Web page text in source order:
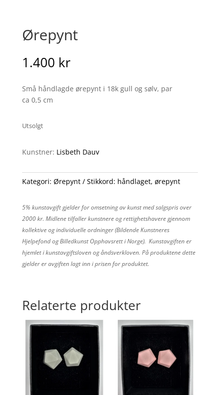
Ørepynt
1.400 kr
Små håndlagde ørepynt i 18k gull og sølv, par
ca 0,5 cm
Utsolgt
Kunstner: Lisbeth Dauv
Kategori: Ørepynt Stikkord: håndlaget, ørepynt
5% kunstavgift gjelder for omsetning av kunst med salgspris over
2000 kr. Midlene tilfaller kunstnere og rettighetshavere gjennom
kollektive og individuelle ordninger (Bildende Kunstneres
Hjelpefond og Billedkunst Opphavsrett i Norge). Kunstavgiften er
hjemlet i kunstavgiftsloven og åndsverkloven. På produktene dette
gjelder er avgiften lagt inn i prisen for produktet.
Relaterte produkter